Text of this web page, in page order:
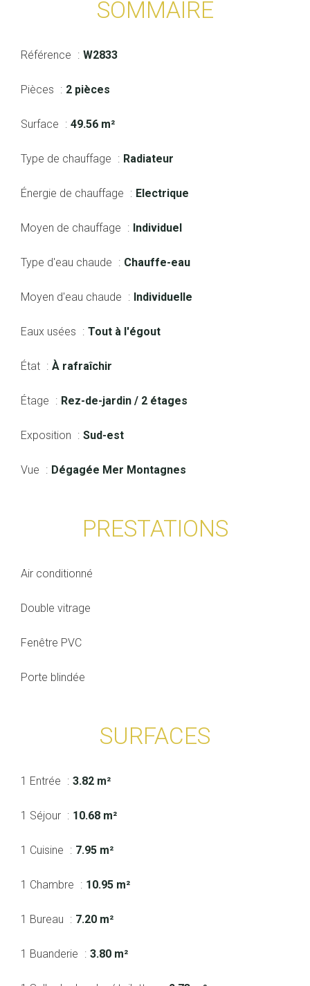
SOMMAIRE
Référence W2833
Pièces 2 pièces
Surface 49.56 m²
Type de chauffage Radiateur
Énergie de chauffage Electrique
Moyen de chauffage Individuel
Type d'eau chaude Chauffe-eau
Moyen d'eau chaude Individuelle
Eaux usées Tout à l'égout
État À rafraîchir
Étage Rez-de-jardin / 2 étages
Exposition Sud-est
Vue Dégagée Mer Montagnes
PRESTATIONS
Air conditionné
Double vitrage
Fenêtre PVC
Porte blindée
SURFACES
1 Entrée 3.82 m²
1 Séjour 10.68 m²
1 Cuisine 7.95 m²
1 Chambre 10.95 m²
1 Bureau 7.20 m²
1 Buanderie 3.80 m²